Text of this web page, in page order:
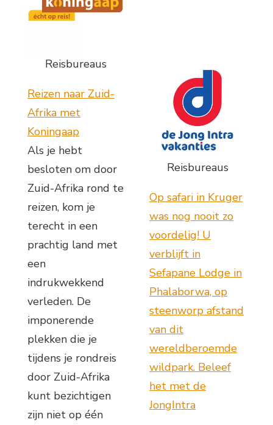
Reisbureaus
Reizen naar Zuid-
Afrika met
Koningaap
Als je hebt
besloten om door
Zuid-Afrika rond te
reizen, kom je
terecht in een
prachtig land met
een
indrukwekkend
verleden. De
imponerende
plekken die je
tijdens je rondreis
door Zuid-Afrika
kunt bezichtigen
zijn niet op één
Reisbureaus
Op safari in Kruger
was nog nooit zo
voordelig! U
verblijft in
Sefapane Lodge in
Phalaborwa, op
steenworp afstand
van dit
wereldberoemde
wildpark. Beleef
het met de
JongIntra